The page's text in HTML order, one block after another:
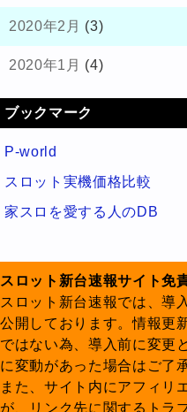
2020年2月 (3)
2020年1月 (4)
ブックマーク
P-world
スロット実機価格比較
家スロを愛する人のDB
スロット新台速報サイト免
スロット新台速報では、導
公開しております。情報更
ではない為、導入前に変更
に変動があった場合はご了
また、サイト内にアフィリ
が、リンク先に関するトラ